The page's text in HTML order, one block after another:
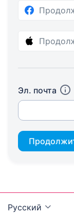
Эл. почта
Русский